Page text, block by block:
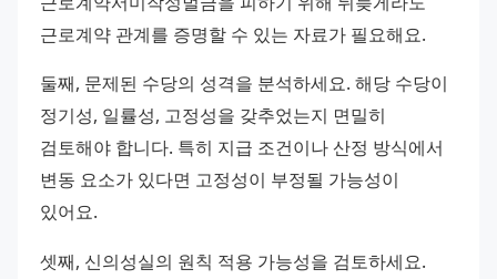
근로계약 관계를 증명할 수 있는 자료가 필요해요.
둘째, 문제된 수당의 성격을 분석하세요. 해당 수당이
정기성, 일률성, 고정성을 갖추었는지 면밀히
검토해야 합니다. 특히 지급 조건이나 산정 방식에서
변동 요소가 있다면 고정성이 부정될 가능성이
있어요.
셋째, 신의성실의 원칙 적용 가능성을 검토하세요.